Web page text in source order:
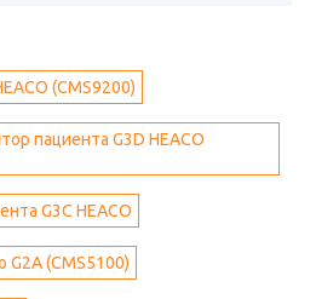
(CMS9200)
пациента G3D HEACO
G3C HEACO
(CMS5100)